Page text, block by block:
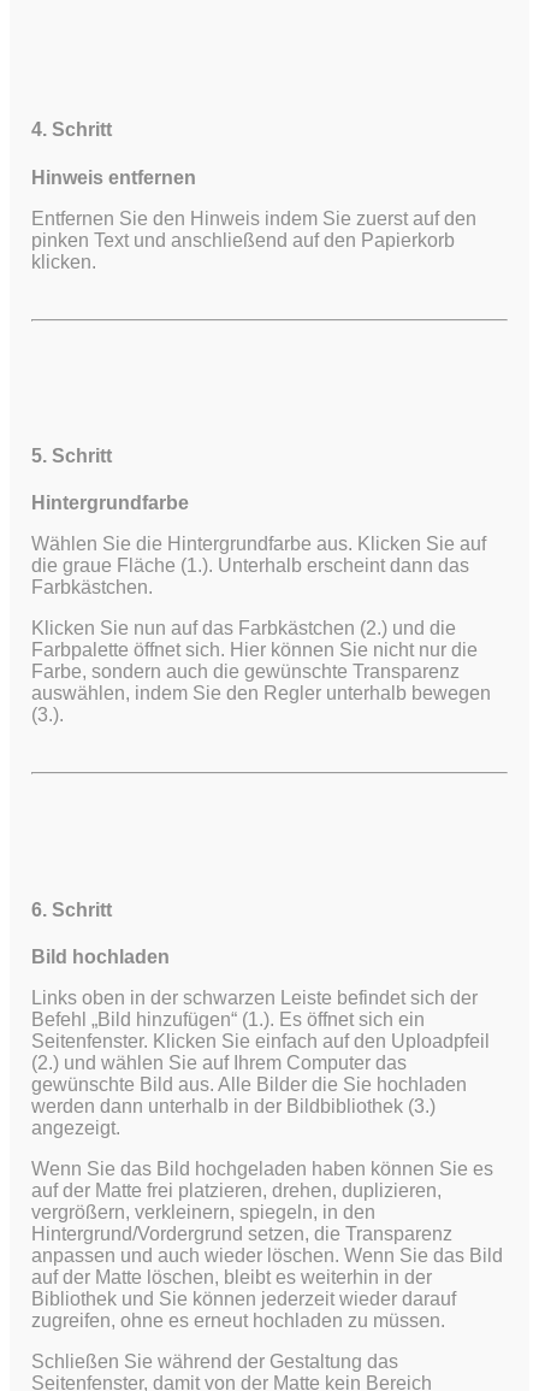
4. Schritt
Hinweis entfernen
Entfernen Sie den Hinweis indem Sie zuerst auf den
pinken Text und anschließend auf den Papierkorb
klicken.
5. Schritt
Hintergrundfarbe
Wählen Sie die Hintergrundfarbe aus. Klicken Sie auf
die graue Fläche (1.). Unterhalb erscheint dann das
Farbkästchen.
Klicken Sie nun auf das Farbkästchen (2.) und die
Farbpalette öffnet sich. Hier können Sie nicht nur die
Farbe, sondern auch die gewünschte Transparenz
auswählen, indem Sie den Regler unterhalb bewegen
(3.).
6. Schritt
Bild hochladen
Links oben in der schwarzen Leiste befindet sich der
Befehl „Bild hinzufügen“ (1.). Es öffnet sich ein
Seitenfenster. Klicken Sie einfach auf den Uploadpfeil
(2.) und wählen Sie auf Ihrem Computer das
gewünschte Bild aus. Alle Bilder die Sie hochladen
werden dann unterhalb in der Bildbibliothek (3.)
angezeigt.
Wenn Sie das Bild hochgeladen haben können Sie es
auf der Matte frei platzieren, drehen, duplizieren,
vergrößern, verkleinern, spiegeln, in den
Hintergrund/Vordergrund setzen, die Transparenz
anpassen und auch wieder löschen. Wenn Sie das Bild
auf der Matte löschen, bleibt es weiterhin in der
Bibliothek und Sie können jederzeit wieder darauf
zugreifen, ohne es erneut hochladen zu müssen.
Schließen Sie während der Gestaltung das
Seitenfenster, damit von der Matte kein Bereich